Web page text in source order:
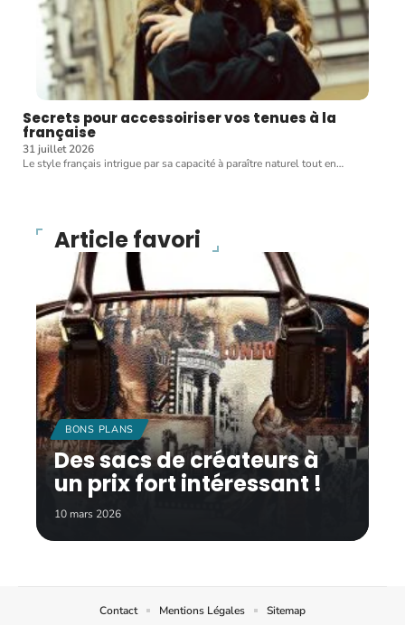
Secrets pour accessoiriser vos tenues à la
française
31 juillet 2026
Le style français intrigue par sa capacité à paraître naturel tout en…
Article favori
BONS PLANS
Des sacs de créateurs à
un prix fort intéressant !
10 mars 2026
Contact Mentions Légales Sitemap